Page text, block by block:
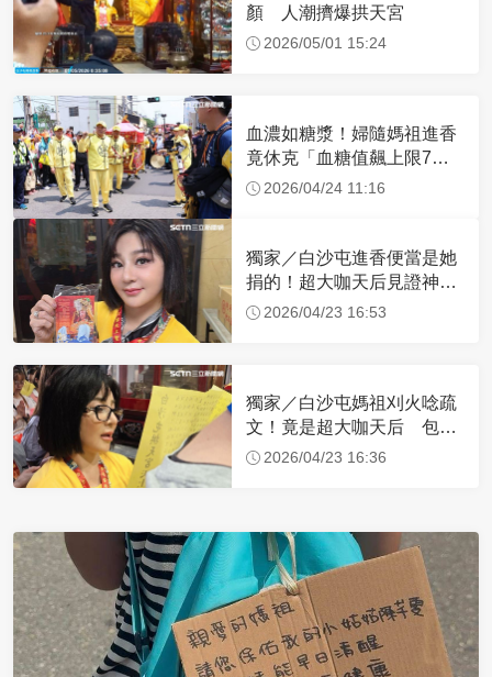
顏 人潮擠爆拱天宮
2026/05/01 15:24
血濃如糖漿！婦隨媽祖進香
竟休克「血糖值飆上限7
倍」 醫曝原因
2026/04/24 11:16
獨家／白沙屯進香便當是她
捐的！超大咖天后見證神
蹟 一靠近媽祖就爆哭
2026/04/23 16:53
獨家／白沙屯媽祖刈火唸疏
文！竟是超大咖天后 包尿
布忍尿5小時不喊累
2026/04/23 16:36